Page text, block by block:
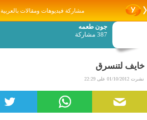
مشاركة فيديوهات ومقالات بالعربية
جون طعمه
387 مشاركة
خايف لتنسرق
نشرت 01/10/2012 على 22:29